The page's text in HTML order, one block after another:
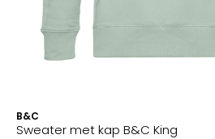
B&C
Sweater met kap B&C King